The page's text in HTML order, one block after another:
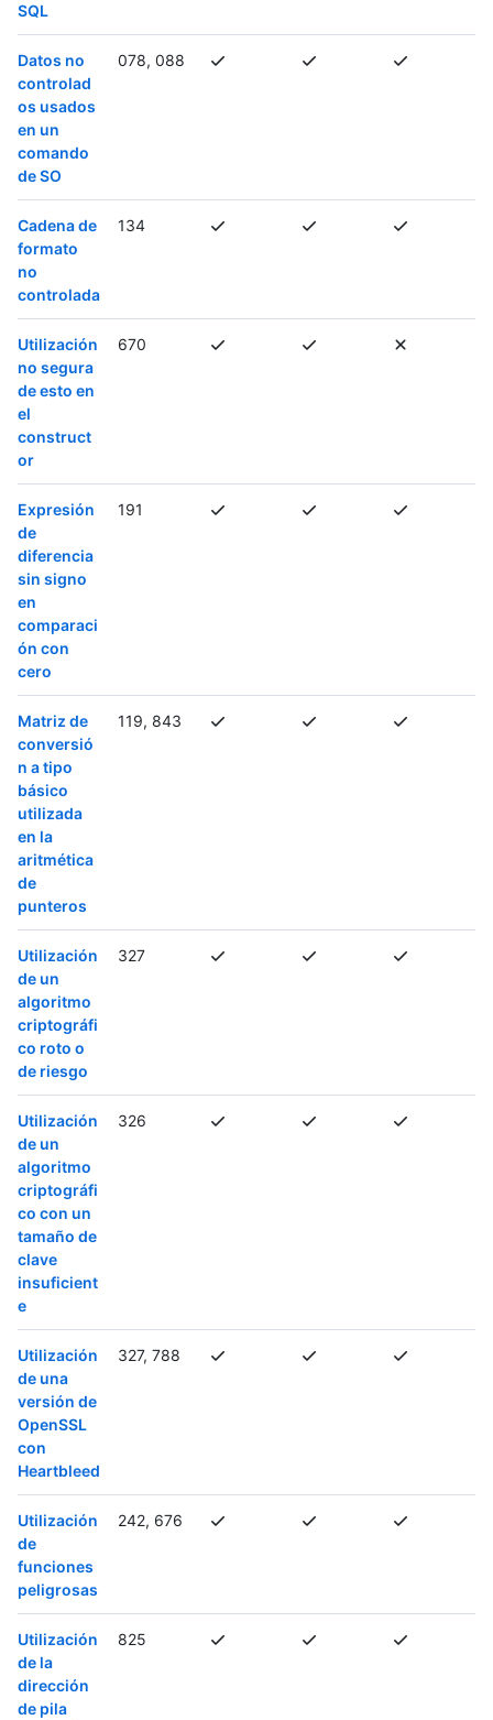
SQL
Datos no
controlad
os usados
en un
comando
de SO
078, 088
Cadena de
formato
no
controlada
134
Utilización
no segura
de esto en
el
construct
or
670
Expresión
de
diferencia
sin signo
en
comparaci
ón con
cero
191
Matriz de
conversió
n a tipo
básico
utilizada
en la
aritmética
de
punteros
119, 843
Utilización
de un
algoritmo
criptográfi
co roto o
de riesgo
327
Utilización
de un
algoritmo
criptográfi
co con un
tamaño de
clave
insuficient
e
326
Utilización
de una
versión de
OpenSSL
con
Heartbleed
327, 788
Utilización
de
funciones
peligrosas
242, 676
Utilización
de la
dirección
de pila
825